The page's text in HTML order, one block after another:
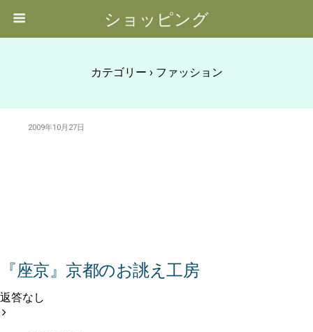
ショッピング
カテゴリー › ファッション
2009年10月27日
『座京』京都のお誂え工房
返答なし